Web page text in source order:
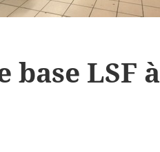
base LSF à